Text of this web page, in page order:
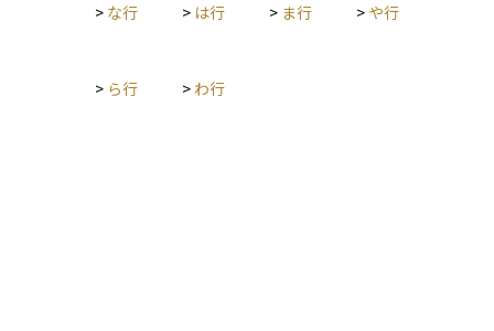
> な行 > は行 > ま行 > や行
> ら行 > わ行